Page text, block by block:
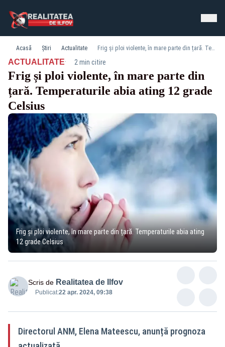
Acasă Știri Actualitate Frig și ploi violente, în mare parte din țară. Temperaturile abia ating 12 grade Celsius
ACTUALITATE· 2 min citire
Frig și ploi violente, în mare parte din
țară. Temperaturile abia ating 12 grade
Celsius
Frig și ploi violente, în mare parte din țară. Temperaturile abia ating
12 grade Celsius
Scris de Realitatea de Ilfov
Publicat:22 apr. 2024, 09:38
Directorul ANM, Elena Mateescu, anunță prognoza